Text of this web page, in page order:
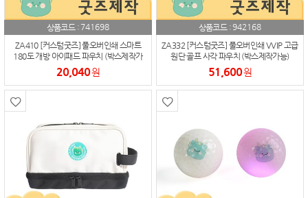
상품코드 : 741698
ZA410 [커스텀굿즈] 풀오버인쇄 스마트
180도 개방 아이패드 파우치 (박스제작가
능)
20,040원
상품코드 :942168
ZA332 [커스텀굿즈] 풀오버인쇄 VVIP 고급
원단 골프 사각 파우치 (박스제작가능)
51,600원